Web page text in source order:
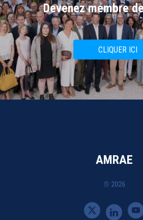
Devenez membre
CLIQUER ICI
AMRAE
® 2026